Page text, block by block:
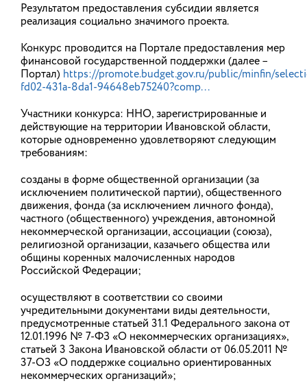
В Ивановской области отмечают
День Воздушно-десантных войск
2 августа, в годовщину образования Воздушно-
десантных войск России, на митинге в Сквере
поздравили представители общественности и
органов власти. К поздравлениям Ивановского
соединения ВДВ – прославленной 98-й
гвардейской воздушно-десантной дивизии
присоединился губернатор региона Станислав
03.08.2026
Воинов-десантников, проходящих
лечение в госпитале, поздравили с
праздником
В преддверии Дня воздушно-десантных войск в
Иванове фонд «Своих не бросаем» и
инициативные жители поздравили с праздником
военнослужащих, проходящих лечение и
реабилитацию в военном госпитале. В этот день
бойцам 98-й гвардейской воздушно-десантной
дивизии передали свежие овощи и фрукты.
Все новости
Результатом предоставления субсидии является
реализация социально значимого проекта.
Конкурс проводится на Портале предоставления мер
финансовой государственной поддержки (далее –
Портал) https://promote.budget.gov.ru/public/minfin/
fd02-431a-8da1-94648eb75240?comp...
Участники конкурса: ННО, зарегистрированные и
действующие на территории Ивановской области,
которые одновременно удовлетворяют следующим
требованиям:
созданы в форме общественной организации (за
исключением политической партии), общественного
движения, фонда (за исключением личного фонда),
частного (общественного) учреждения, автономной
некоммерческой организации, ассоциации (союза),
религиозной организации, казачьего общества или
общины коренных малочисленных народов
Российской Федерации;
осуществляют в соответствии со своими
учредительными документами виды деятельности,
предусмотренные статьей 31.1 Федерального закона от
12.01.1996 № 7-ФЗ «О некоммерческих организациях»,
статьей 3 Закона Ивановской области от 06.05.2011 №
37-ОЗ «О поддержке социально ориентированных
некоммерческих организаций»;